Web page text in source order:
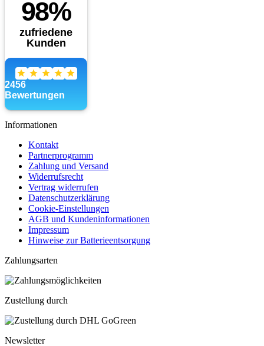
Informationen
Kontakt
Partnerprogramm
Zahlung und Versand
Widerrufsrecht
Vertrag widerrufen
Datenschutzerklärung
Cookie-Einstellungen
AGB und Kundeninformationen
Impressum
Hinweise zur Batterieentsorgung
Zahlungsarten
Zustellung durch
Newsletter